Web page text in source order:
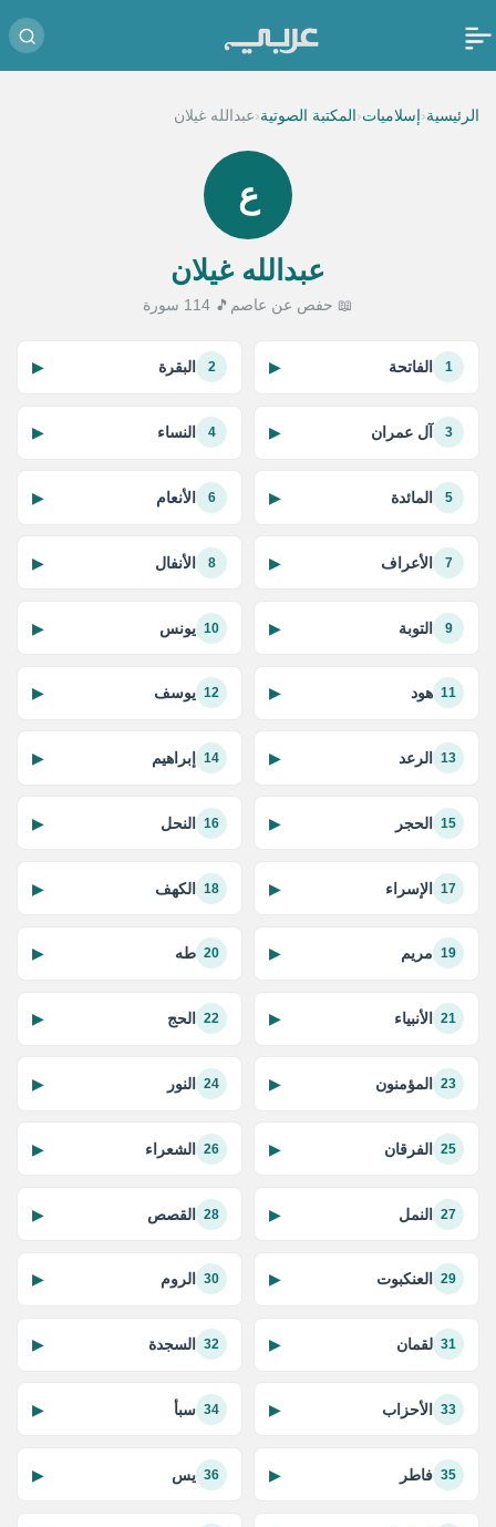
الرئيسية‹ إسلاميات‹ المكتبة الصوتية‹عبدالله غيلان
ع
عبدالله غيلان
📖 حفص عن عاصم 🎵 114 سورة
1 الفاتحة ▶
2 البقرة ▶
3 آل عمران ▶
4 النساء ▶
5 المائدة ▶
6 الأنعام ▶
7 الأعراف ▶
8 الأنفال ▶
9 التوبة ▶
10 يونس ▶
11 هود ▶
12 يوسف ▶
13 الرعد ▶
14 إبراهيم ▶
15 الحجر ▶
16 النحل ▶
17 الإسراء ▶
18 الكهف ▶
19 مريم ▶
20 طه ▶
21 الأنبياء ▶
22 الحج ▶
23 المؤمنون ▶
24 النور ▶
25 الفرقان ▶
26 الشعراء ▶
27 النمل ▶
28 القصص ▶
29 العنكبوت ▶
30 الروم ▶
31 لقمان ▶
32 السجدة ▶
33 الأحزاب ▶
34 سبأ ▶
35 فاطر ▶
36 يس ▶